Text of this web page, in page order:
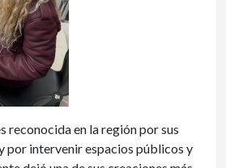
reconocida en la región por sus
por intervenir espacios públicos y